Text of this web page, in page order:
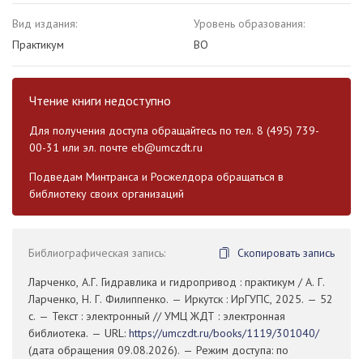
Вид издания:
Практикум
Уровень образования:
ВО
Чтение книги недоступно
Для получения доступа обращайтесь по тел. 8 (495) 739-
00-31 или эл. почте eb@umczdt.ru
Подведам Минтранса и Росжелдора обращаться в
библиотеку своих организаций
Библиографическая запись:
Скопировать запись
Ларченко, А.Г. Гидравлика и гидропривод : практикум / А. Г.
Ларченко, Н. Г. Филиппенко. — Иркутск : ИрГУПС, 2025. — 52
с. — Текст : электронный // УМЦ ЖДТ : электронная
библиотека. — URL: https://umczdt.ru/books/1119/301040/
(дата обращения 09.08.2026). — Режим доступа: по